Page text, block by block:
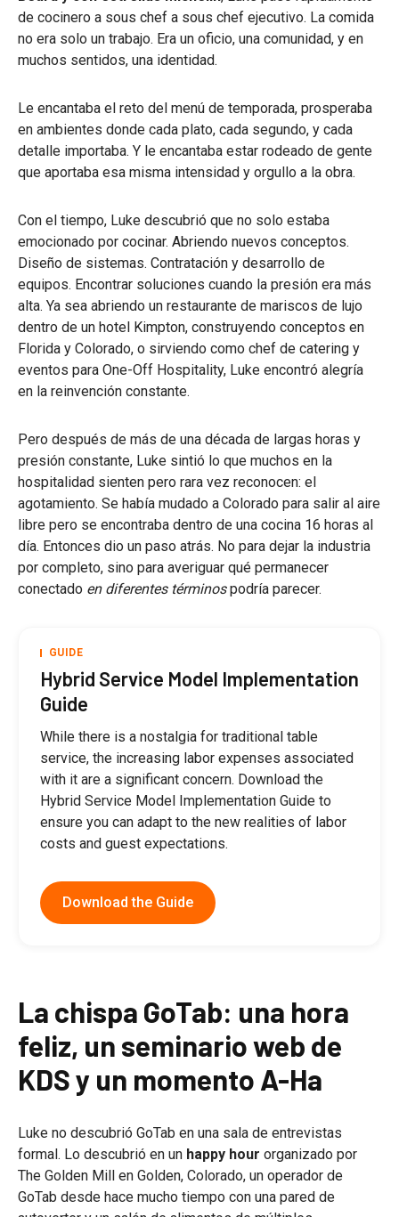
de cocinero a sous chef a sous chef ejecutivo. La comida
no era solo un trabajo. Era un oficio, una comunidad, y en
muchos sentidos, una identidad.
Le encantaba el reto del menú de temporada, prosperaba
en ambientes donde cada plato, cada segundo, y cada
detalle importaba. Y le encantaba estar rodeado de gente
que aportaba esa misma intensidad y orgullo a la obra.
Con el tiempo, Luke descubrió que no solo estaba
emocionado por cocinar. Abriendo nuevos conceptos.
Diseño de sistemas. Contratación y desarrollo de
equipos. Encontrar soluciones cuando la presión era más
alta. Ya sea abriendo un restaurante de mariscos de lujo
dentro de un hotel Kimpton, construyendo conceptos en
Florida y Colorado, o sirviendo como chef de catering y
eventos para One-Off Hospitality, Luke encontró alegría
en la reinvención constante.
Pero después de más de una década de largas horas y
presión constante, Luke sintió lo que muchos en la
hospitalidad sienten pero rara vez reconocen: el
agotamiento. Se había mudado a Colorado para salir al aire
libre pero se encontraba dentro de una cocina 16 horas al
día. Entonces dio un paso atrás. No para dejar la industria
por completo, sino para averiguar qué permanecer
conectado en diferentes términospodría parecer.
GUIDE
Hybrid Service Model Implementation
Guide
While there is a nostalgia for traditional table
service, the increasing labor expenses associated
with it are a significant concern. Download the
Hybrid Service Model Implementation Guide to
ensure you can adapt to the new realities of labor
costs and guest expectations.
Download the Guide
La chispa GoTab: una hora
feliz, un seminario web de
KDS y un momento A-Ha
Luke no descubrió GoTab en una sala de entrevistas
formal. Lo descubrió en un happy hour organizado por
The Golden Mill en Golden, Colorado, un operador de
GoTab desde hace mucho tiempo con una pared de